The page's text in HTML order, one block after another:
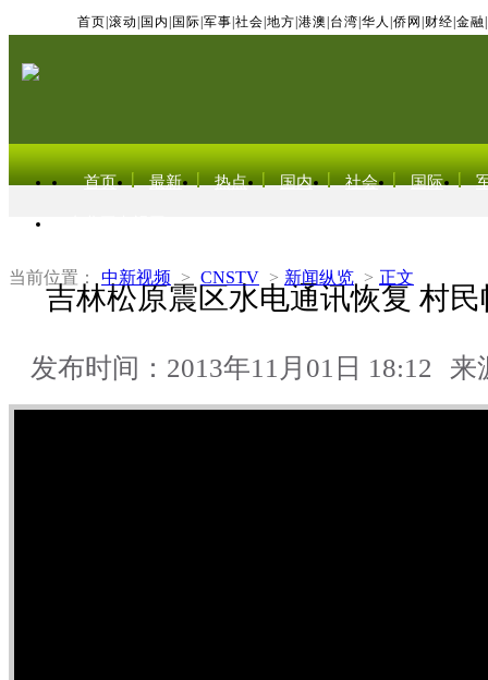
首页 滚动 国内 国际 军事 社会 地方 港澳 台湾 华人 侨网 财经 金融
首页 最新 热点 国内 社会 国际
当前位置： 中新视频 > CNSTV > 新闻纵览 > 正文
吉林松原震区水电通讯恢复 村
发布时间：2013年11月01日 18:12 来